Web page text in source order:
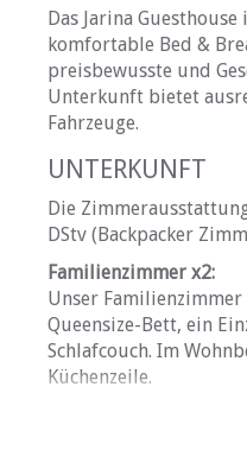
Das Jarina
komfortable Bed &
preisbewusste und
Unterkunft bietet
Fahrzeuge.
UNTERKUNFT
Die
DStv (Backpacker
Familienzimmer x2:
Unser
Queensize-Bett, ein
Schlafcouch. Im
Küchenzeile.